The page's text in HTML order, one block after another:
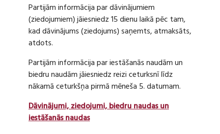
Partijām informācija par dāvinājumiem
(ziedojumiem) jāiesniedz 15 dienu laikā pēc tam,
kad dāvinājums (ziedojums) saņemts, atmaksāts,
atdots.
Partijām informācija par iestāšanās naudām un
biedru naudām jāiesniedz reizi ceturksnī līdz
nākamā ceturkšņa pirmā mēneša 5. datumam.
Dāvinājumi, ziedojumi, biedru naudas un
iestāšanās naudas